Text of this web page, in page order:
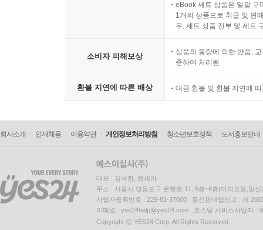
eBook 세트 상품은 일괄 구
1개의 상품으로 취급 및 판
우, 세트 상품 전부 및 세트
소비자 피해보상
상품의 불량에 의한 반품,
준하여 처리됨
환불 지연에 따른 배상 대금 환불 및 환불 지연에
회사소개 인재채용 이용약관 개인정보처리방침 청소년보호정책 도서홍보안내
대표 : 김석환, 최세라
주소 : 서울시 영등포구 은행로 11, 5층~6층(여의도동,일신
사업자등록번호 : 229-81-37000 통신판매업신고 : 제
이메일 : yes24help@yes24.com 호스팅 서비스사업자 :
Copyright ⓒ YES24 Corp. All Rights Reserved.